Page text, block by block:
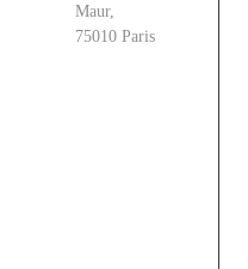
Maur,
75010 Paris